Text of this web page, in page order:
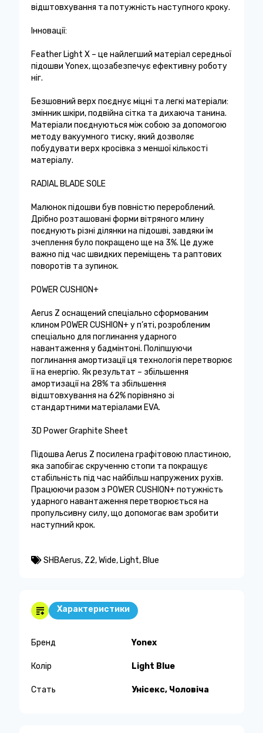
відштовхування та потужність наступного кроку.
Інновації:
Feather Light X – це найлегший матеріал середньої
підошви Yonex, щозабезпечує ефективну роботу
ніг.
Безшовний верх поєднує міцні та легкі матеріали:
змінник шкіри, подвійна сітка та дихаюча танина.
Матеріали поєднуються між собою за допомогою
методу вакуумного тиску, який дозволяє
побудувати верх кросівка з меншої кількості
матеріалу.
RADIAL BLADE SOLE
Малюнок підошви був повністю перероблений.
Дрібно розташовані форми вітряного млину
поєднують різні ділянки на підошві, завдяки їм
зчеплення було покращено ще на 3%. Це дуже
важно під час швидких переміщень та раптових
поворотів та зупинок.
POWER CUSHION+
Aerus Z оснащений спеціально сформованим
клином POWER CUSHION+ у п’яті, розробленим
спеціально для поглинання ударного
навантаження у бадмінтоні. Поліпшуючи
поглинання амортизації ця технологія перетворює
її на енергію. Як результат – збільшення
амортизації на 28% та збільшення
відштовхування на 62% порівняно зі
стандартними матеріалами EVA.
3D Power Graphite Sheet
Підошва Aerus Z посилена графітовою пластиною,
яка запобігає скрученню стопи та покращує
стабільність під час найбільш напружених рухів.
Працюючи разом з POWER CUSHION+ потужність
ударного навантаження перетворюється на
пропульсивну силу, що допомогає вам зробити
наступний крок.
SHBAerus, Z2,Wide, Light, Blue
Характеристики
Бренд Yonex
Колір Light Blue
Стать Унісекс, Чоловіча